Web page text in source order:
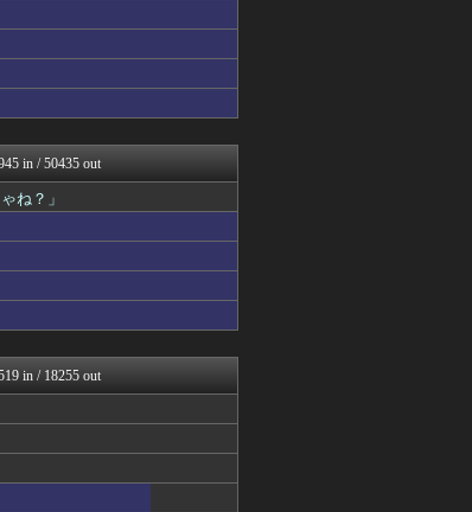
コ・パチスロ.com
韓国は敵か？味方か？...
ハザード -復讐・D...
からの出来事() アイ...
りゅうそく）
ーマー遅報
ボイス
ライト速報 -遊戯王...
鬼女様
ゲーム速報＠刃
ンNEWS
バージョイド！
ュース
ゃんねる
に考えた
in / 50435 out
ね？」
in / 18255 out